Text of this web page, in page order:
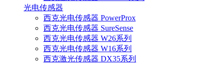
光电传感器
西克光电传感器 PowerProx
西克光电传感器 SureSense
西克光电传感器 W26系列
西克光电传感器 W16系列
西克激光传感器 DX35系列